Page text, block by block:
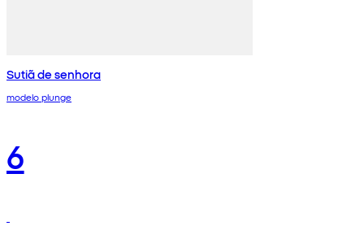
Sutiã de senhora
modelo plunge
6